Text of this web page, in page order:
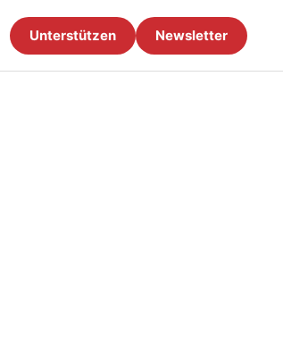
Unterstützen Newsletter